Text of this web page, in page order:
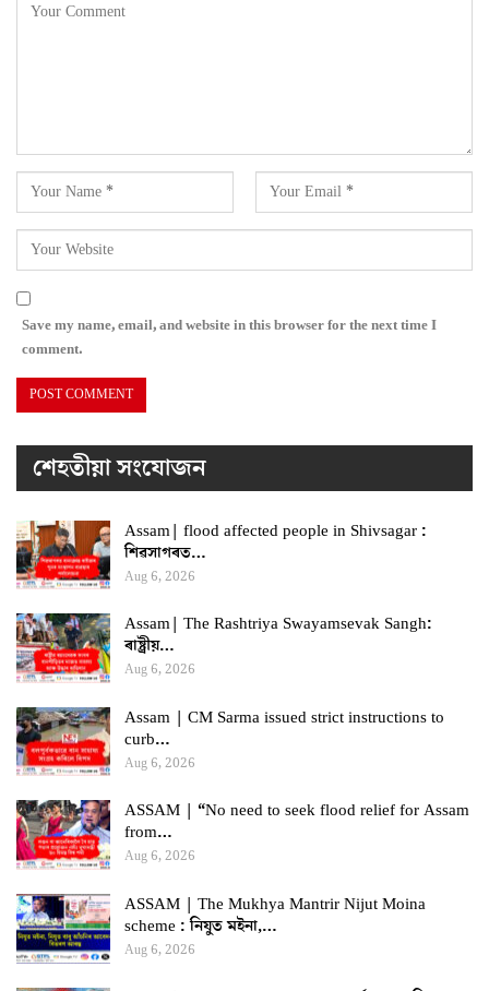
Save my name, email, and website in this browser for the next time I
comment.
শেহতীয়া সংযোজন
Assam| flood affected people in Shivsagar :
শিৱসাগৰত…
Aug 6, 2026
Assam| The Rashtriya Swayamsevak Sangh:
ৰাষ্ট্ৰীয়…
Aug 6, 2026
Assam | CM Sarma issued strict instructions to
curb…
Aug 6, 2026
ASSAM | “No need to seek flood relief for Assam
from…
Aug 6, 2026
ASSAM | The Mukhya Mantrir Nijut Moina
scheme : নিযুত মইনা,…
Aug 6, 2026